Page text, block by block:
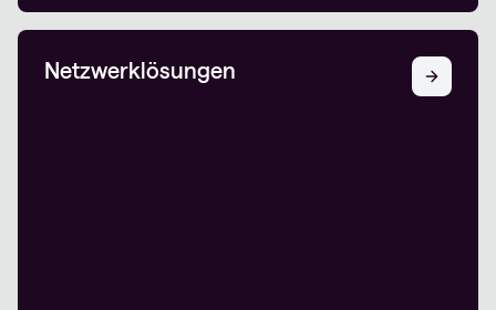
Netzwerklösungen